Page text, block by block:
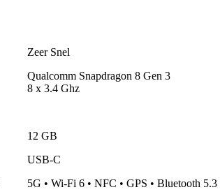
Zeer Snel
Qualcomm Snapdragon 8 Gen 3
8 x 3.4 Ghz
12 GB
USB-C
5G • Wi-Fi 6 • NFC • GPS • Bluetooth 5.3